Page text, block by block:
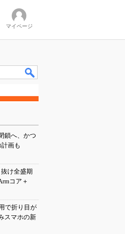
マイページ
鎖へ、かつ
画も
け全盛期
コア＋
で折り目が
スマホの新